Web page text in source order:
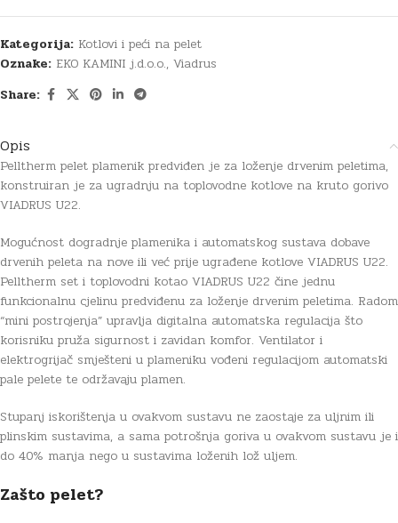
Kategorija: Kotlovi i peći na pelet
Oznake: EKO KAMINI j.d.o.o., Viadrus
Share:
Opis
Pelltherm pelet plamenik predviđen je za loženje drvenim peletima,
konstruiran je za ugradnju na toplovodne kotlove na kruto gorivo
VIADRUS U22.
Mogućnost dogradnje plamenika i automatskog sustava dobave
drvenih peleta na nove ili već prije ugrađene kotlove VIADRUS U22.
Pelltherm set i toplovodni kotao VIADRUS U22 čine jednu
funkcionalnu cjelinu predviđenu za loženje drvenim peletima. Radom
“mini postrojenja” upravlja digitalna automatska regulacija što
korisniku pruža sigurnost i zavidan komfor. Ventilator i
elektrogrijač smješteni u plameniku vođeni regulacijom automatski
pale pelete te održavaju plamen.
Stupanj iskorištenja u ovakvom sustavu ne zaostaje za uljnim ili
plinskim sustavima, a sama potrošnja goriva u ovakvom sustavu je i
do 40% manja nego u sustavima loženih lož uljem.
Zašto pelet?